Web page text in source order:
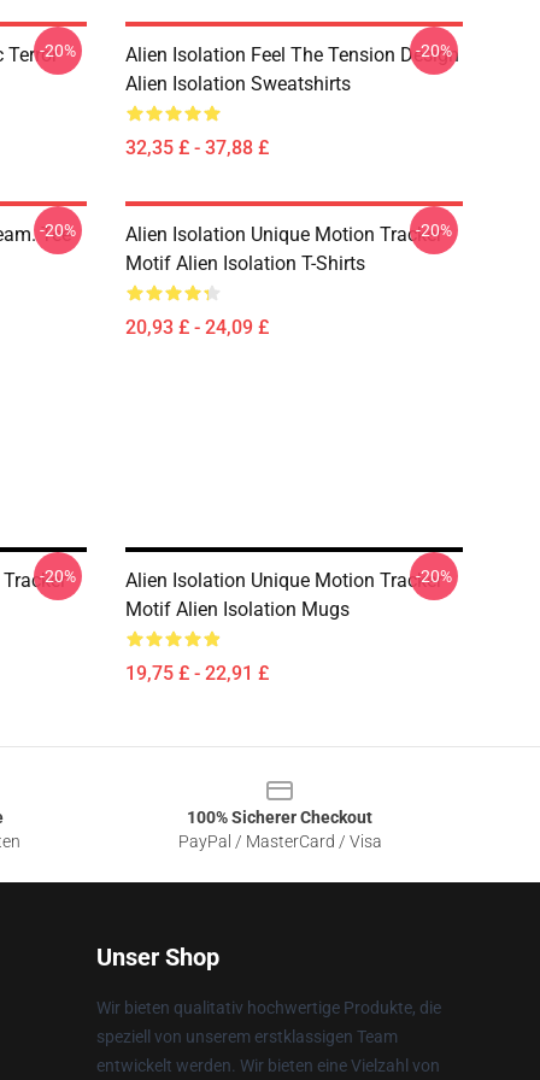
Terror-20%
Alien Isolation Feel The Tension Design
Alien Isolation Sweatshirts
32,35 £ - 37,88 £
-20%
Tee
-20%
Alien Isolation Unique Motion Tracker
Motif Alien Isolation T-Shirts
20,93 £ - 24,09 £
-20%
-20%
Alien Isolation Unique Motion Tracker
Motif Alien Isolation Mugs
19,75 £ - 22,91 £
-20%
100% Sicherer Checkout
PayPal / MasterCard / Visa
Unser Shop
Wir bieten qualitativ hochwertige Produkte, die
speziell von unserem erstklassigen Team
entwickelt werden. Wir bieten eine Vielzahl von